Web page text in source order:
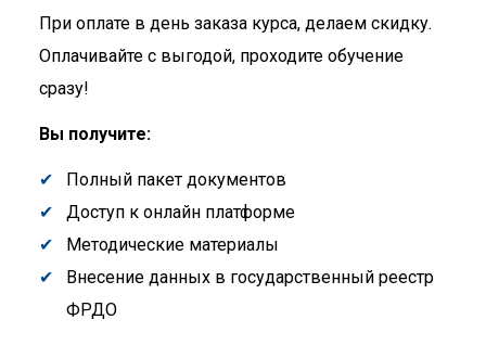
При оплате в день заказа курса, делаем скидку.
Оплачивайте с выгодой, проходите обучение
сразу!
Вы получите:
Полный пакет документов
Доступ к онлайн платформе
Методические материалы
Внесение данных в государственный реестр
ФРДО